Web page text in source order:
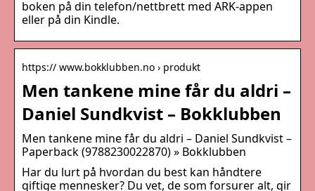
boken på din telefon/nettbrett med ARK-appen
eller på din Kindle.
https:// www.bokklubben.no › produkt
Men tankene mine får du aldri –
Daniel Sundkvist – Bokklubben
Men tankene mine får du aldri – Daniel Sundkvist –
Paperback (9788230022870) » Bokklubben
Har du lurt på hvordan du best kan håndtere
giftige mennesker? Du vet, de som forsurer alt, gir